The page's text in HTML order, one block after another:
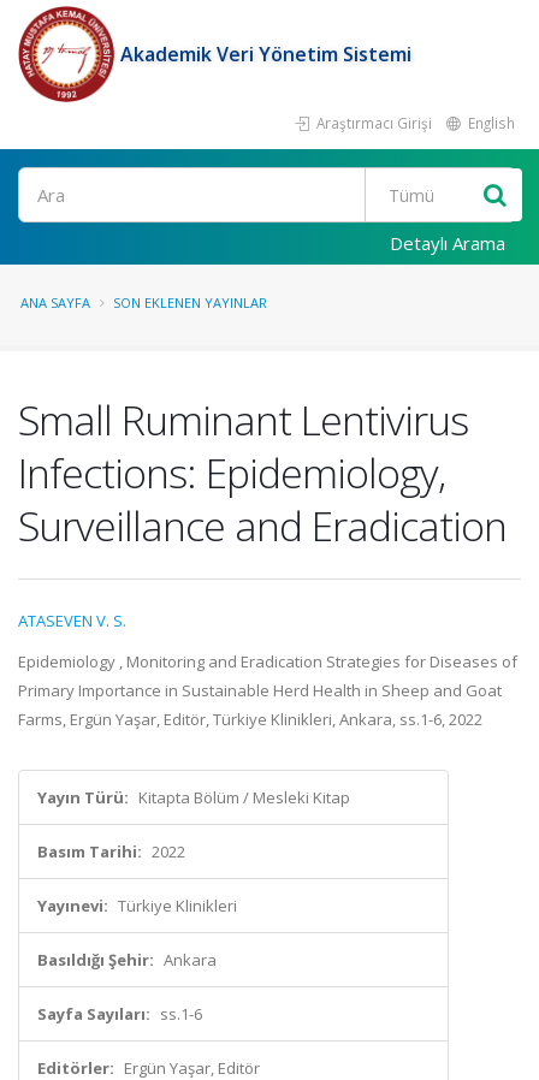
Akademik Veri Yönetim Sistemi
Araştırmacı Girişi English
Ara
Detaylı Arama
ANA SAYFA SON EKLENEN YAYINLAR
Small Ruminant Lentivirus
Infections: Epidemiology,
Surveillance and Eradication
ATASEVEN V. S.
Epidemiology , Monitoring and Eradication Strategies for Diseases of
Primary Importance in Sustainable Herd Health in Sheep and Goat
Farms, Ergün Yaşar, Editör, Türkiye Klinikleri, Ankara, ss.1-6, 2022
Yayın Türü: Kitapta Bölüm / Mesleki Kitap
Basım Tarihi: 2022
Yayınevi: Türkiye Klinikleri
Basıldığı Şehir: Ankara
Sayfa Sayıları: ss.1-6
Editörler: Ergün Yaşar, Editör